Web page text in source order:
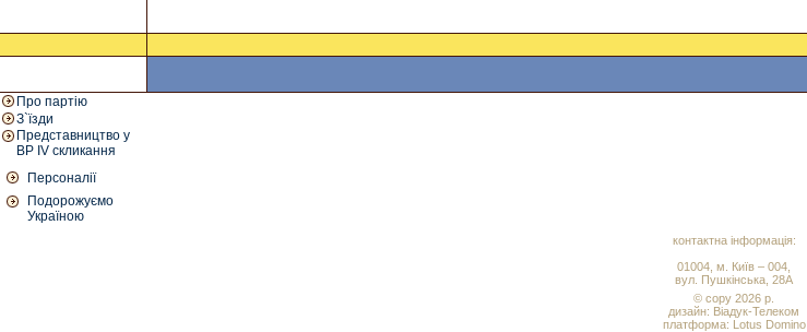
Про партію
З`їзди
Представництво у
ВР IV скликання
Персоналії
Подорожуємо
Україною
контактна інформація:
01004, м. Київ – 004,
вул. Пушкінська, 28А
© copy 2026 р.
дизайн: Віадук-Телеком
платформа: Lotus Domino